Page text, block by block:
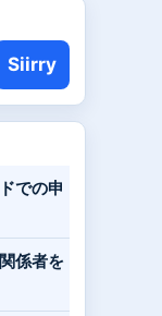
Siirry
での申
係者を